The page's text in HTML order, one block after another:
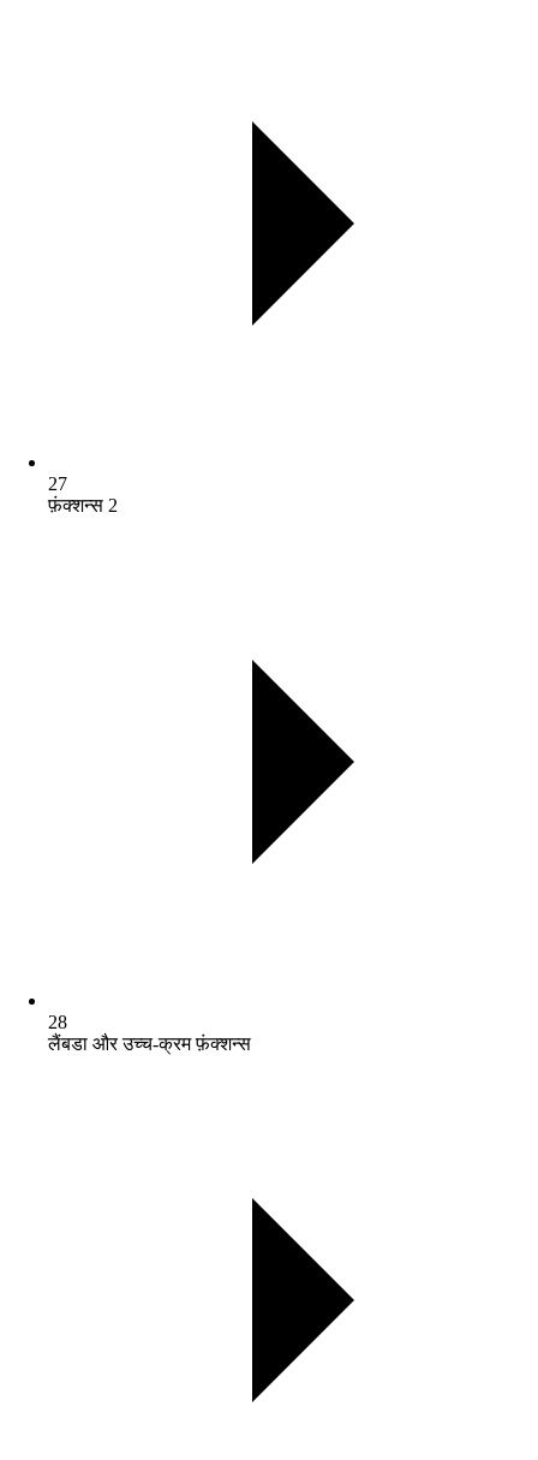
27
फ़ंक्शन्स 2
28
लैंबडा और उच्च-क्रम फ़ंक्शन्स